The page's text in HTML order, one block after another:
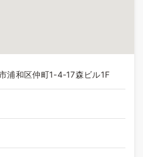
浦和区仲町1-4-17森ビル1F